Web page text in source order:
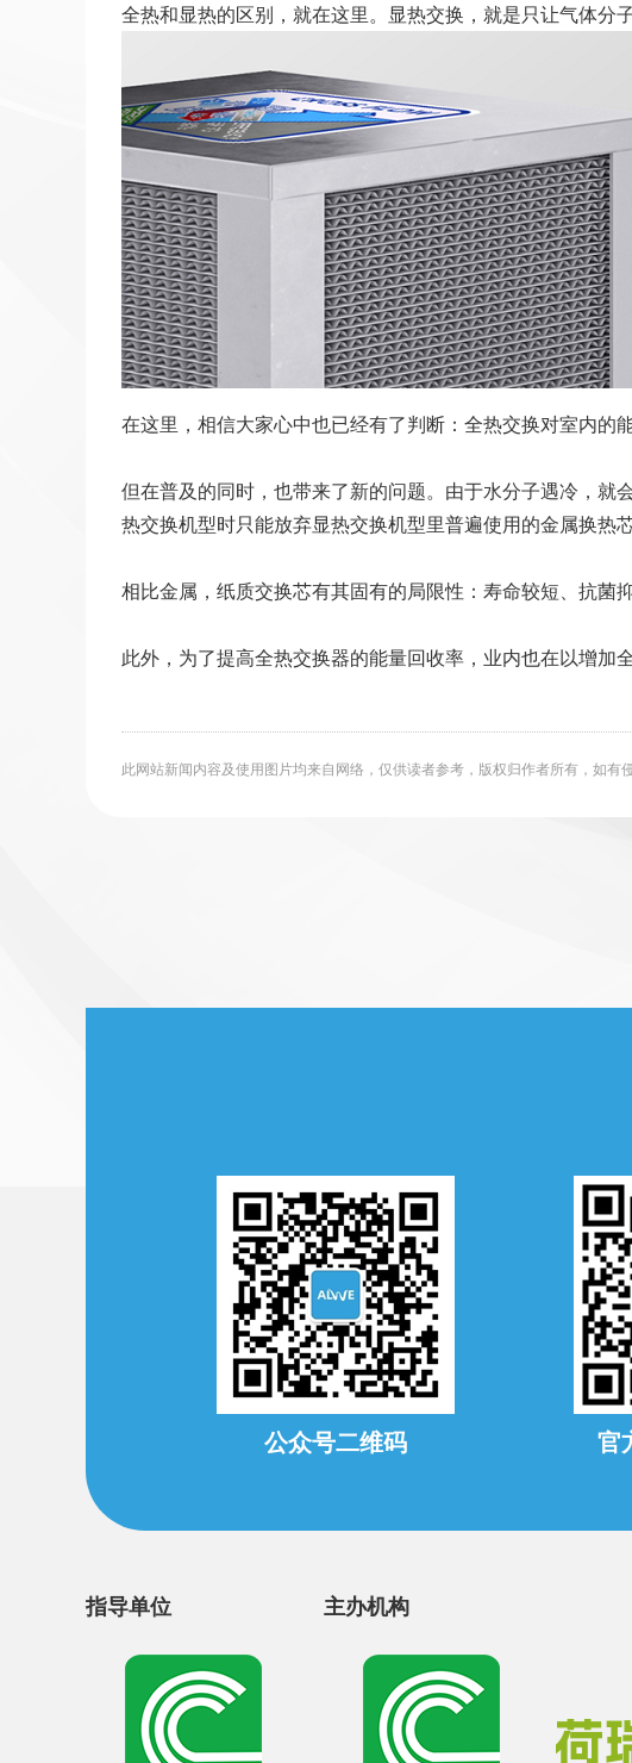
全热和显热的区别，就在这里。显热交换，就是只让气体分
在这里，相信大家心中也已经有了判断：全热交换对室内的
但在普及的同时，也带来了新的问题。由于水分子遇冷，
热交换机型时只能放弃显热交换机型里普遍使用的金属换热
相比金属，纸质交换芯有其固有的局限性：寿命较短、抗菌
此外，为了提高全热交换器的能量回收率，业内也在以增加
此网站新闻内容及使用图片均来自网络，仅供读者参考，版权归作者所有，如
公众号二维码 官
指导单位 主办机构